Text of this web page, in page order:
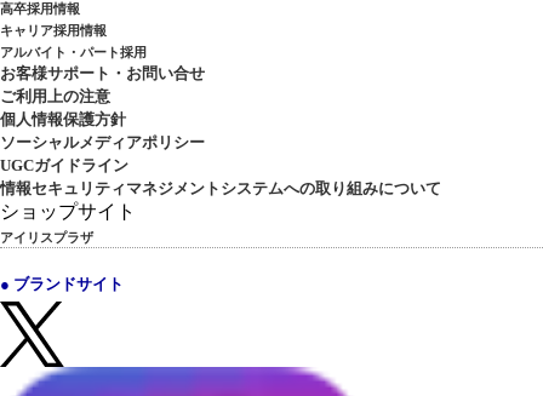
高卒採用情報
キャリア採用情報
アルバイト・パート採用
お客様サポート・お問い合せ
ご利用上の注意
個人情報保護方針
ソーシャルメディアポリシー
UGCガイドライン
情報セキュリティマネジメントシステムへの取り組みについて
ショップサイト
アイリスプラザ
● ブランドサイト